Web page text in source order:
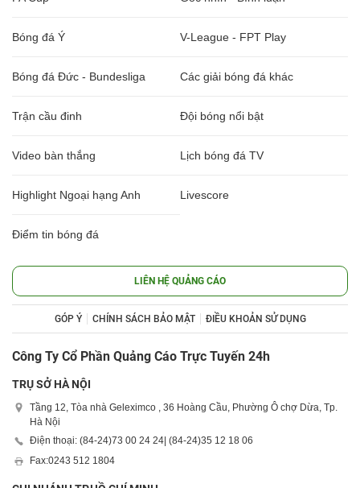
Bóng đá Ý V-League - FPT Play
Bóng đá Đức - Bundesliga Các giải bóng đá khác
Trận cầu đinh Đội bóng nổi bật
Video bàn thắng Lịch bóng đá TV
Highlight Ngoại hạng Anh Livescore
Điểm tin bóng đá
LIÊN HỆ QUẢNG CÁO
GÓP Ý CHÍNH SÁCH BẢO MẬT ĐIỀU KHOẢN SỬ DỤNG
Công Ty Cổ Phần Quảng Cáo Trực Tuyến 24h
TRỤ SỞ HÀ NỘI
Tầng 12, Tòa nhà Geleximco , 36 Hoàng Cầu, Phường Ô chợ Dừa, Tp.
Hà Nội
Điện thoại: (84-24)73 00 24 24 | (84-24)35 12 18 06
Fax:0243 512 1804